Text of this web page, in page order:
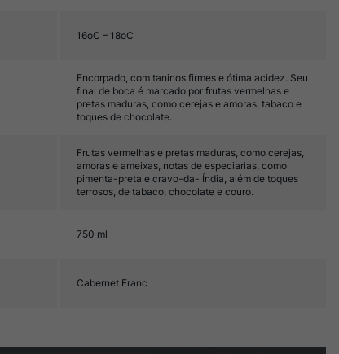
16oC – 18oC
Encorpado, com taninos firmes e ótima acidez. Seu
final de boca é marcado por frutas vermelhas e
pretas maduras, como cerejas e amoras, tabaco e
toques de chocolate.
Frutas vermelhas e pretas maduras, como cerejas,
amoras e ameixas, notas de especiarias, como
pimenta-preta e cravo-da- Índia, além de toques
terrosos, de tabaco, chocolate e couro.
750 ml
Cabernet Franc